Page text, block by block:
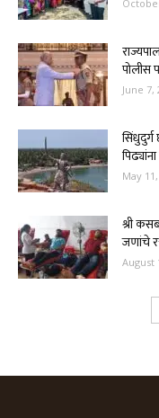
पोलीस
June 7,
May
श्री
जणांचे
August